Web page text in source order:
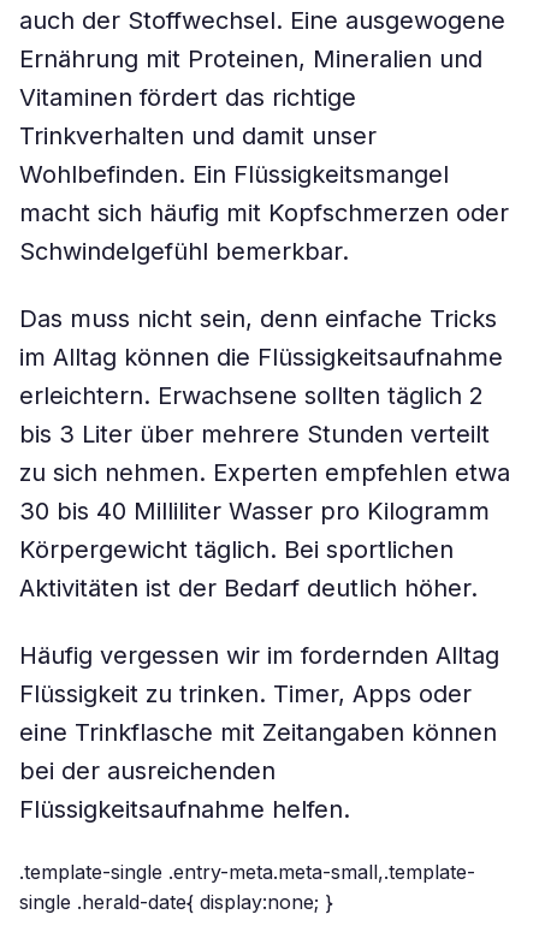
auch der Stoffwechsel. Eine ausgewogene
Ernährung mit Proteinen, Mineralien und
Vitaminen fördert das richtige
Trinkverhalten und damit unser
Wohlbefinden. Ein Flüssigkeitsmangel
macht sich häufig mit Kopfschmerzen oder
Schwindelgefühl bemerkbar.
Das muss nicht sein, denn einfache Tricks
im Alltag können die Flüssigkeitsaufnahme
erleichtern. Erwachsene sollten täglich 2
bis 3 Liter über mehrere Stunden verteilt
zu sich nehmen. Experten empfehlen etwa
30 bis 40 Milliliter Wasser pro Kilogramm
Körpergewicht täglich. Bei sportlichen
Aktivitäten ist der Bedarf deutlich höher.
Häufig vergessen wir im fordernden Alltag
Flüssigkeit zu trinken. Timer, Apps oder
eine Trinkflasche mit Zeitangaben können
bei der ausreichenden
Flüssigkeitsaufnahme helfen.
.template-single .entry-meta.meta-small,.template-
single .herald-date{ display:none; }